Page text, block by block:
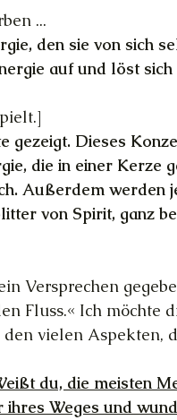
...
den sie von sich
auf und löst sich
gezeigt. Dieses
die in einer Kerze
Außerdem werden
von Spirit, ganz
Versprechen
Fluss.« Ich möchte
vielen Aspekten,
du, die meisten
Weges und